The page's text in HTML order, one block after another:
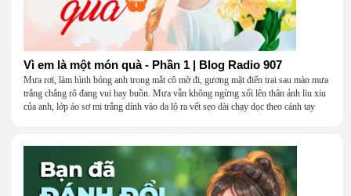
Vì em là một món quà - Phần 1 | Blog Radio 907
Mưa rơi, làm hình bóng anh trong mắt cô mờ đi, gương mặt điển trai sau màn mưa
trắng chẳng rõ đang vui hay buồn. Mưa vẫn không ngừng xối lên thân ảnh liu xiu
của anh, lớp áo sơ mi trắng dính vào da lộ ra vết sẹo dài chạy dọc theo cánh tay